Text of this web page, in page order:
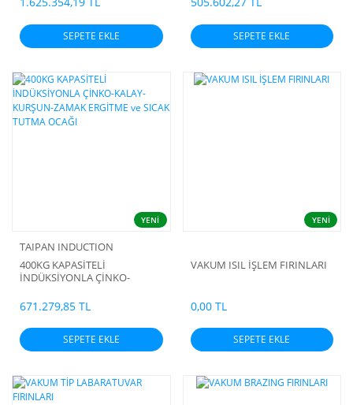
SEPETE EKLE SEPETE EKLE
YENİ
TAIPAN INDUCTION
400KG KAPASİTELİ
İNDÜKSİYONLA ÇİNKO-
ERGİTME ve SICAK TUTMA
OCAĞI
671.279,85 TL
SEPETE EKLE
YENİ
VAKUM ISIL İŞLEM FIRINLARI
0,00 TL
SEPETE EKLE